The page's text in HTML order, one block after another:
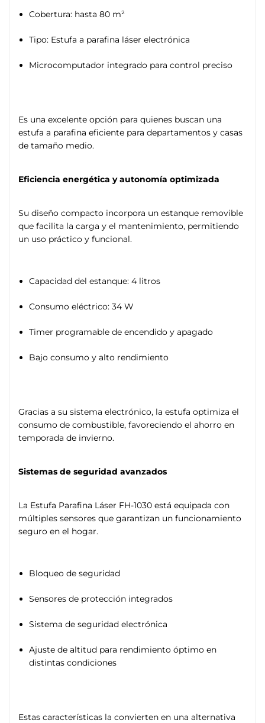
Cobertura: hasta 80 m²
Tipo: Estufa a parafina láser electrónica
Microcomputador integrado para control preciso
Es una excelente opción para quienes buscan una
estufa a parafina eficiente para departamentos y casas
de tamaño medio.
Eficiencia energética y autonomía optimizada
Su diseño compacto incorpora un estanque removible
que facilita la carga y el mantenimiento, permitiendo
un uso práctico y funcional.
Capacidad del estanque: 4 litros
Consumo eléctrico: 34 W
Timer programable de encendido y apagado
Bajo consumo y alto rendimiento
Gracias a su sistema electrónico, la estufa optimiza el
consumo de combustible, favoreciendo el ahorro en
temporada de invierno.
Sistemas de seguridad avanzados
La Estufa Parafina Láser FH-1030 está equipada con
múltiples sensores que garantizan un funcionamiento
seguro en el hogar.
Bloqueo de seguridad
Sensores de protección integrados
Sistema de seguridad electrónica
Ajuste de altitud para rendimiento óptimo en
distintas condiciones
Estas características la convierten en una alternativa